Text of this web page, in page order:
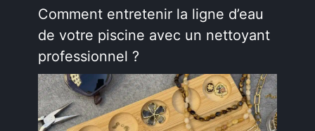
Comment entretenir la ligne d’eau
de votre piscine avec un nettoyant
professionnel ?